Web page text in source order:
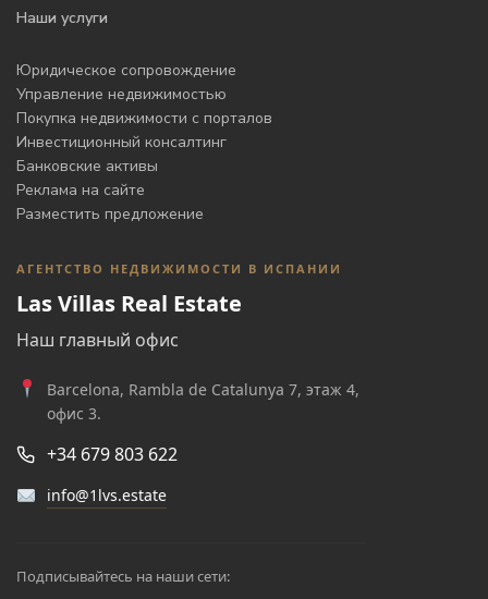
Наши услуги
Юридическое сопровождение
Управление недвижимостью
Покупка недвижимости с порталов
Инвестиционный консалтинг
Банковские активы
Реклама на сайте
Разместить предложение
АГЕНТСТВО НЕДВИЖИМОСТИ В ИСПАНИИ
Las Villas Real Estate
Наш главный офис
Barcelona, Rambla de Catalunya 7, этаж 4,
офис 3.
+34 679 803 622
info@1lvs.estate
Подписывайтесь на наши сети: